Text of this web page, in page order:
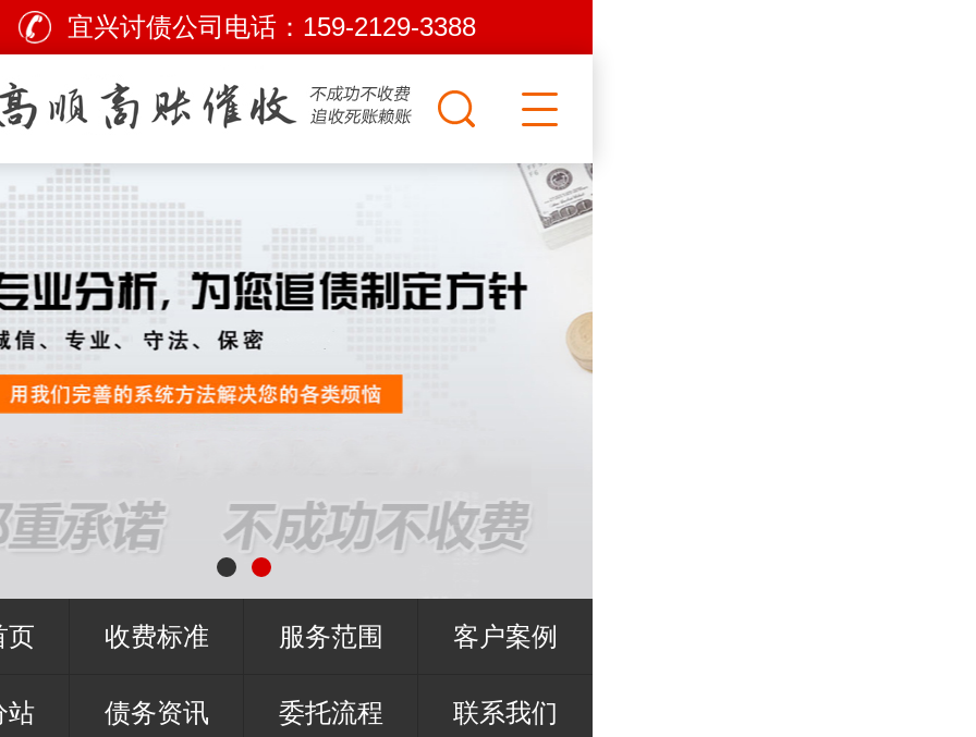
宜兴讨债公司电话： 159-2129-3388
页 收费标准 服务范围 客户案例
站 债务资讯 委托流程 联系我们